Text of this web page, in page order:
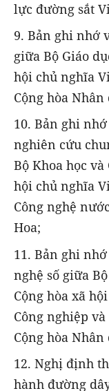
lực đường sắt
9. Bản ghi nhớ
giữa Bộ Giáo
hội chủ nghĩa
Cộng hòa
10. Bản ghi
nghiên cứu
Bộ Khoa học
hội chủ nghĩa
Công nghệ
Hoa;
11. Bản ghi
nghệ số giữa
Cộng hòa xã
Công nghiệp
Cộng hòa
12. Nghị định
hành đường